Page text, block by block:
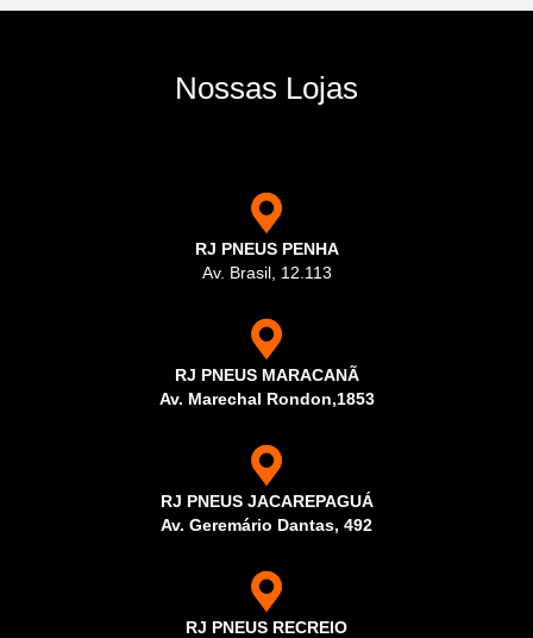
Nossas Lojas
RJ PNEUS PENHA
Av. Brasil, 12.113
RJ PNEUS MARACANÃ
Av. Marechal Rondon,1853
RJ PNEUS JACAREPAGUÁ
Av. Geremário Dantas, 492
RJ PNEUS RECREIO